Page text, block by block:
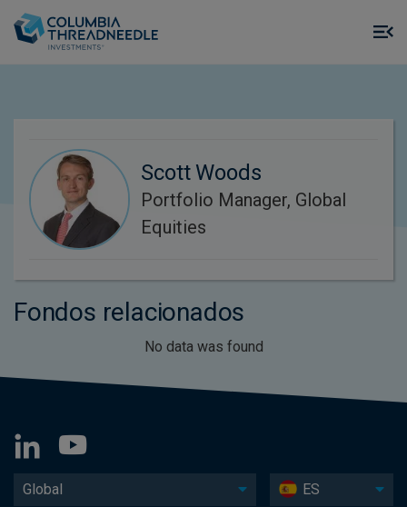
Scott Woods
Portfolio Manager, Global
Equities
Fondos relacionados
No data was found
Global ES